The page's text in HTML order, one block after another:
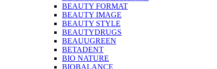
BEAUTY FORMAT
BEAUTY IMAGE
BEAUTY STYLE
BEAUTYDRUGS
BEAUUGREEN
BETADENT
BIO NATURE
BIOBALANCE